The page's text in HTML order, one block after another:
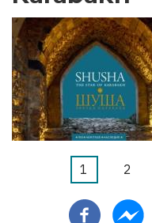
Pagination
Page
1 Page
2